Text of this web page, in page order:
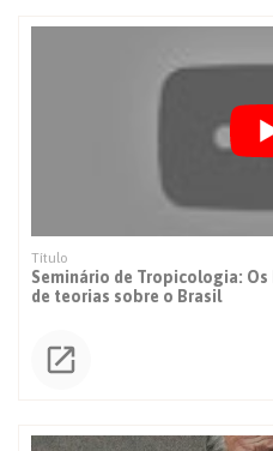
Seminário de Tropicologia:
de teorias sobre o Brasil